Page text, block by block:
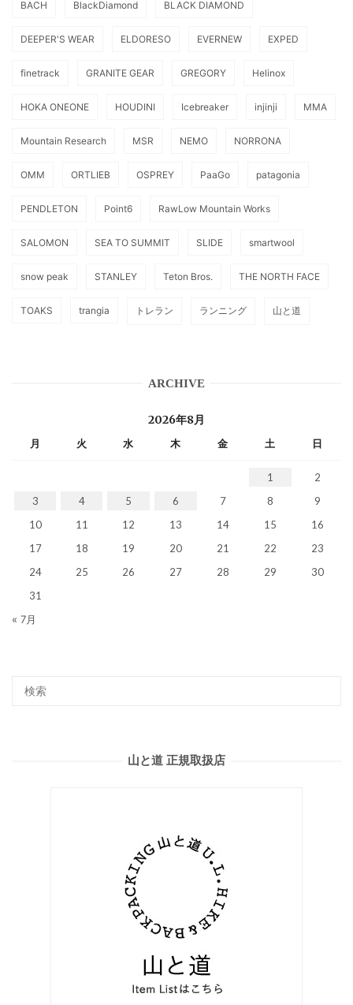
BACH BlackDiamond BLACK DIAMOND
DEEPER'S WEAR ELDORESO EVERNEW EXPED
finetrack GRANITE GEAR GREGORY Helinox
HOKA ONEONE HOUDINI Icebreaker injinji MMA
Mountain Research MSR NEMO NORRONA
OMM ORTLIEB OSPREY PaaGo patagonia
PENDLETON Point6 RawLow Mountain Works
SALOMON SEA TO SUMMIT SLIDE smartwool
snow peak STANLEY Teton Bros. THE NORTH FACE
TOAKS trangia トレラン ランニング 山と道
ARCHIVE
2026年8月
月 火 水 木 金 土 日
1
2
3
4 5 6 7 8
9
10
11 12 13 14 15
16
17
18 19 20 21 22
23
24
25 26 27 28 29
30
31
« 7月
山と道 正規取扱店